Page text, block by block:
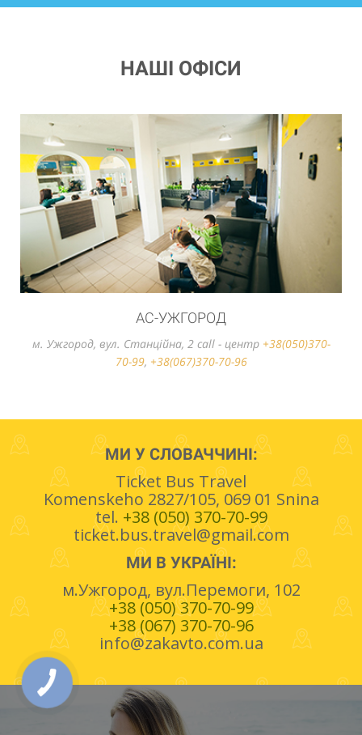
НАШІ ОФІСИ
АС-УЖГОРОД
м. Ужгород, вул. Станцiйна, 2 call - центр +38(050)370-
70-99, +38(067)370-70-96
МИ У СЛОВАЧЧИНІ:
Ticket Bus Travel
Komenskeho 2827/105, 069 01 Snina
tel. +38 (050) 370-70-99
ticket.bus.travel@gmail.com
МИ В УКРАЇНІ:
м.Ужгород, вул.Перемоги, 102
+38 (050) 370-70-99
+38 (067) 370-70-96
info@zakavto.com.ua